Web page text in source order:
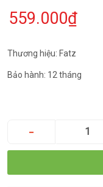
559.000₫
Thương hiệu: Fatz
Bảo hành: 12 tháng